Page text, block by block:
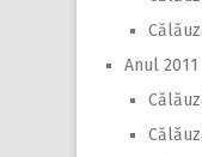
Anul 2011